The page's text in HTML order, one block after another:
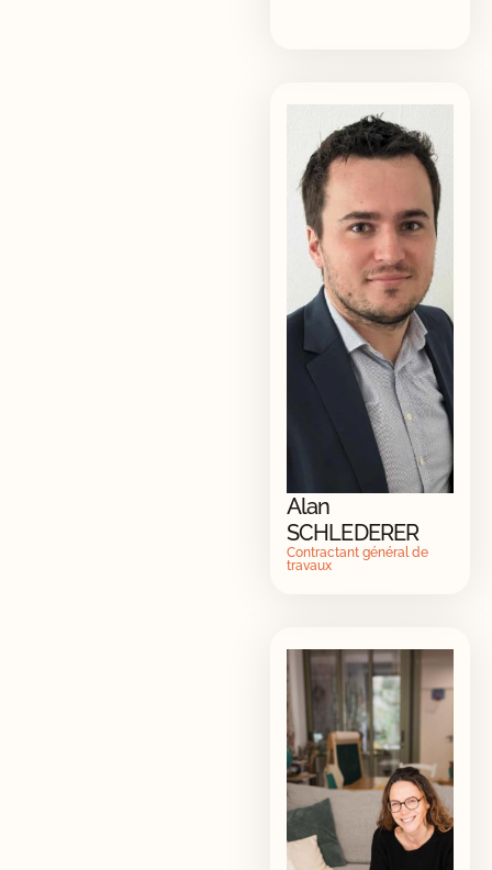
Alan
SCHLEDERER
Contractant général de
travaux